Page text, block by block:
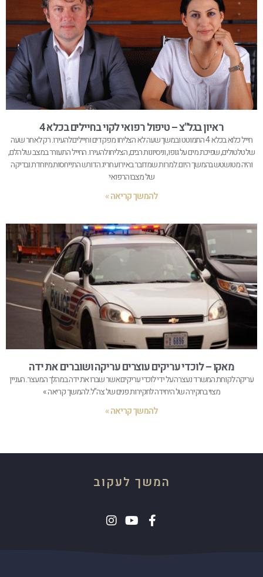
ראיון בגל"צ – טיפול רפואי לקוי בחיילים בכלא 4
חייל כלוא בכלא 4 התמוטט ובמשך שעה לא הצליחו מפקדים וחיילים להעירו. רק לאחר שעה
של טלטולים, שפיכת מים על גופו, וניסיונות רבים, הצליחו להעירו. החייל התעורר במצב של הלם,
והיה מטושטש בהמשך היום. למרות שמדובר באירוע חריג הדורש התייחסות מיוחדת ובדיקה
של מצבו הרפואי
להמשך קריאה »
מאקו – לוכדי עריקים עוצרים עריקה ושוברים את ידה
עריקה לקוחת המשרד נעצרה על ידי לוכדי עריקים אשר שברו את ידה במהלך המעצר. העניין
מצוי בחקירה של היחידה לחקירות פנים של צה”ל. להמשך קריאה »
להמשך קריאה »
המשך לעקוב